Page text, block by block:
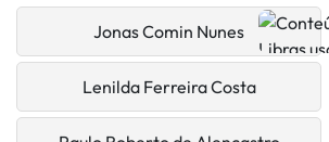
Jonas Comin Nunes
Lenilda Ferreira Costa